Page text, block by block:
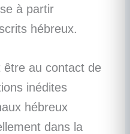
à partir
hébreux.
être au contact de
inédites
hébreux
dans la